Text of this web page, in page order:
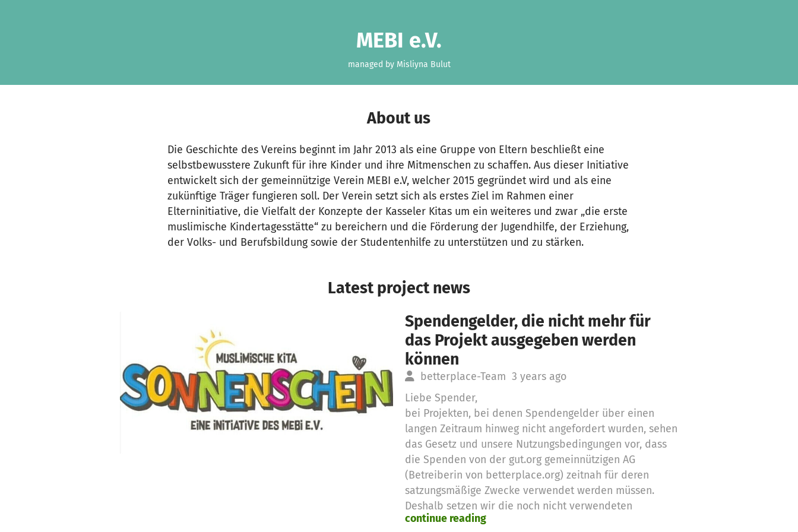
MEBI e.V.
managed by Misliyna Bulut
About us
Die Geschichte des Vereins beginnt im Jahr 2013 als eine Gruppe von Eltern beschließt eine
selbstbewusstere Zukunft für ihre Kinder und ihre Mitmenschen zu schaffen. Aus dieser Initiative
entwickelt sich der gemeinnützige Verein MEBI e.V, welcher 2015 gegründet wird und als eine
zukünftige Träger fungieren soll. Der Verein setzt sich als erstes Ziel im Rahmen einer
Elterninitiative, die Vielfalt der Konzepte der Kasseler Kitas um ein weiteres und zwar „die erste
muslimische Kindertagesstätte“ zu bereichern und die Förderung der Jugendhilfe, der Erziehung,
der Volks- und Berufsbildung sowie der Studentenhilfe zu unterstützen und zu stärken.
Latest project news
Spendengelder, die nicht mehr für
das Projekt ausgegeben werden
können
betterplace-Team 3 years ago
Liebe Spender,
bei Projekten, bei denen Spendengelder über einen
langen Zeitraum hinweg nicht angefordert wurden, sehen
das Gesetz und unsere Nutzungsbedingungen vor, dass
die Spenden von der gut.org gemeinnützigen AG
(Betreiberin von betterplace.org) zeitnah für deren
satzungsmäßige Zwecke verwendet werden müssen.
Deshalb setzen wir die noch nicht verwendeten
Spendengelder für diese Zwecke ein
continue reading